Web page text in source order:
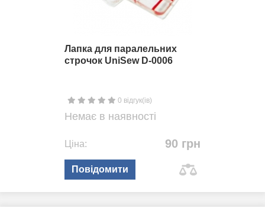
Лапка для паралельних
строчок UniSew D-0006
0 відгук(ів)
Немає в наявності
Ціна: 90 грн
Повідомити